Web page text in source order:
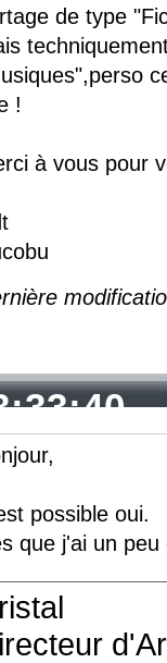
de type
!
à vous pour
possible oui.
que j'ai un